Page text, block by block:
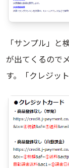
「サンプル」
が出てくるので
す。「クレジッ